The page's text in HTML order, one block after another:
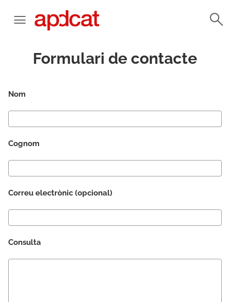
Formulari de contacte
Nom
Cognom
Correu electrònic (opcional)
Consulta